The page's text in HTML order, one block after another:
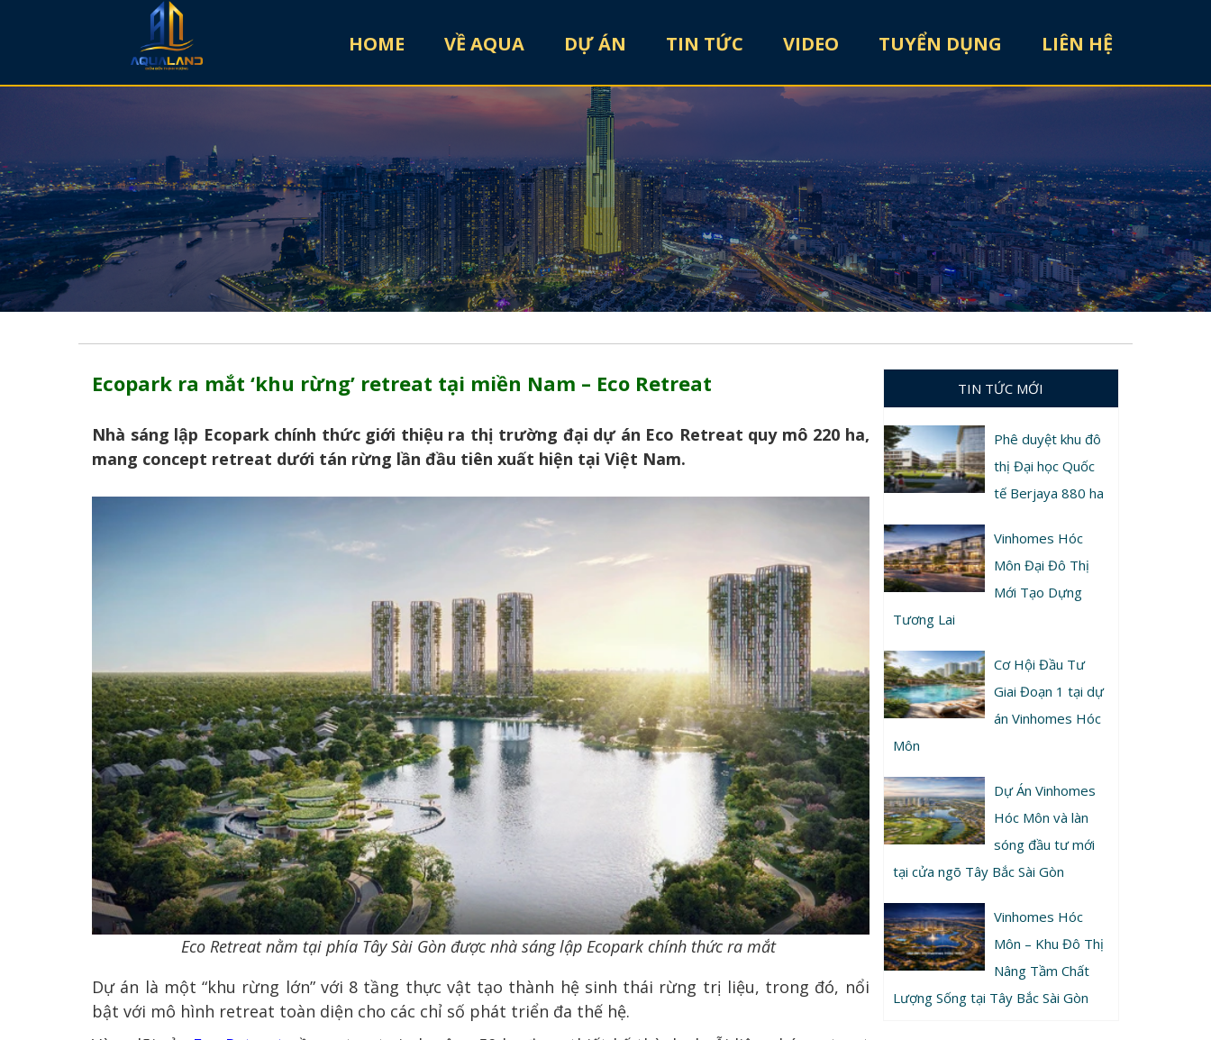
HOME VỀ AQUA DỰ ÁN TIN TỨC VIDEO TUYỂN DỤNG LIÊN HỆ
Ecopark ra mắt ‘khu rừng’ retreat tại miền Nam – Eco Retreat
Nhà sáng lập Ecopark chính thức giới thiệu ra thị trường đại dự án Eco Retreat quy mô 220 ha,
mang concept retreat dưới tán rừng lần đầu tiên xuất hiện tại Việt Nam.
Eco Retreat nằm tại phía Tây Sài Gòn được nhà sáng lập Ecopark chính thức ra mắt
Dự án là một “khu rừng lớn” với 8 tầng thực vật tạo thành hệ sinh thái rừng trị liệu, trong đó, nổi
bật với mô hình retreat toàn diện cho các chỉ số phát triển đa thế hệ.
TIN TỨC MỚI
Phê duyệt khu đô
thị Đại học Quốc
tế Berjaya 880 ha
Vinhomes Hóc
Môn Đại Đô Thị
Mới Tạo Dựng
Tương Lai
Cơ Hội Đầu Tư
Giai Đoạn 1 tại dự
án Vinhomes Hóc
Môn
Dự Án Vinhomes
Hóc Môn và làn
sóng đầu tư mới
tại cửa ngõ Tây Bắc Sài Gòn
Vinhomes Hóc
Môn – Khu Đô Thị
Nâng Tầm Chất
Lượng Sống tại Tây Bắc Sài Gòn